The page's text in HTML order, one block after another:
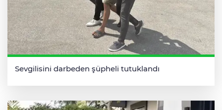
Sevgilisini darbeden şüpheli tutuklandı